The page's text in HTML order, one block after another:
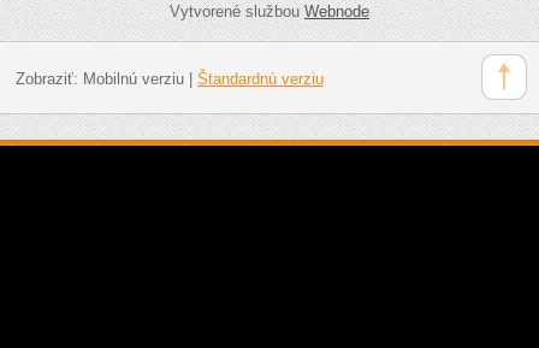
Vytvorené službouWebnode
Zobraziť: Mobilnú verziu| Štandardnú verziu